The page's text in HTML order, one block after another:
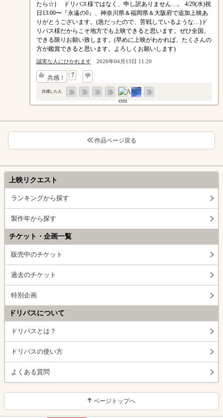
たら☆) ドリパス様ではなく、申し訳ありません…。 4/29(水)祝
日13:00〜『永遠の0』、神奈川県＆福岡県＆大阪府で追加上映あ
りがとうございます。(急だったので、苦戦しているような…)ド
リパス様だからこそ地方でも上映できると思います。ぜひ全国、
できる限りお願い致します。(早めに上映がわかれば、たくさんの
方が鑑賞できると思います。よろしくお願いします)
誠実な人にひかれます 2026年04月13日 11:20
共感！ 7
↓
共感した人
作品ページ戻る
上映リクエスト
ランキングから探す
製作年から探す
チケット・企画一覧
販売中のチケット
過去のチケット
特別企画
ドリパスについて
ドリパスとは？
ドリパスの使い方
よくある質問
ページトップへ